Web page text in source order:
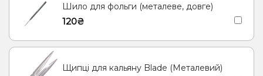
Банан, Вишня/Черешня Енергетик Яблуко Кокос, Молоко
Морозиво, Ягоди
Полуниця, Молоко Згущене молоко Ананас
Ялинка, Мандарин
Шило для фольги (металеве, довге)
120₴
Щипці для кальяну Blade (Металевий)